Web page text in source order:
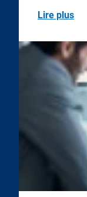
Lire plus